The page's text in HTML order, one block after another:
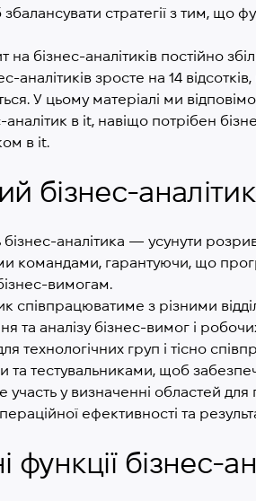
збалансувати стратегії з тим, що
на бізнес-аналітиків постійно
аналітиків зросте на 14
У цьому матеріалі ми
в it, навіщо потрібен
в it.
бізнес-аналітик
аналітика — усунути
командами, гарантуючи, що
вимогам.
співпрацюватиме з різними
та аналізу бізнес-вимог і
технологічних груп і тісно
тестувальниками, щоб
участь у визначенні областей
ефективності та
функції бізнес-